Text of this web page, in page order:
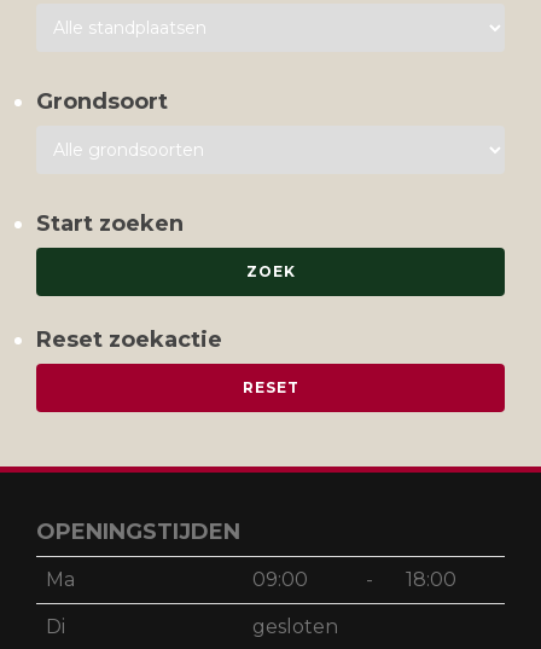
Grondsoort
Start zoeken
Reset zoekactie
OPENINGSTIJDEN
Ma 09:00 - 18:00
Di gesloten